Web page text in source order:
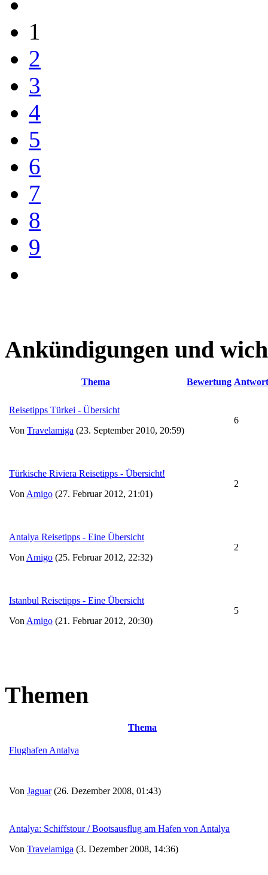
1
2
3
4
5
6
7
8
9
Ankündigungen und
Thema Bewertung
Reisetipps Türkei - Übersicht
Von Travelamiga (23. September 2010, 20:59)
6
Türkische Riviera Reisetipps - Übersicht!
Von Amigo (27. Februar 2012, 21:01)
2
Antalya Reisetipps - Eine Übersicht
Von Amigo (25. Februar 2012, 22:32)
2
Istanbul Reisetipps - Eine Übersicht
Von Amigo (21. Februar 2012, 20:30)
5
Themen
Thema
Flughafen Antalya
Von Jaguar(26. Dezember 2008, 01:43)
Antalya: Schiffstour / Bootsausflug am Hafen von Antalya
Von Travelamiga (3. Dezember 2008, 14:36)